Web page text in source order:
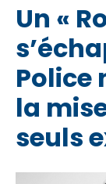
Un «
Police
la
seuls